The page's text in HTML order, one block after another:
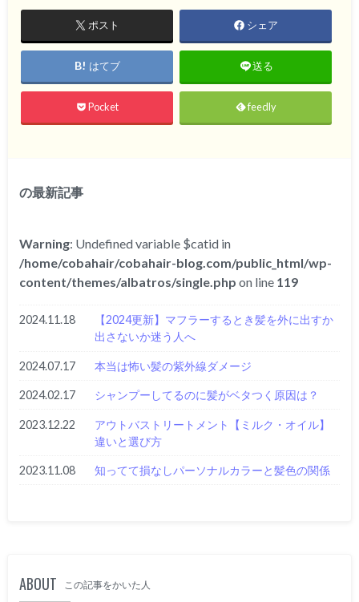
ポスト シェア
はてブ 送る
Pocket feedly
の最新記事
Warning: Undefined variable $catid in
/home/cobahair/cobahair-blog.com/public_html/wp-
content/themes/albatros/single.php on line 119
2024.11.18
【2024更新】マフラーするとき髪を外に出すか
出さないか迷う人へ
2024.07.17 本当は怖い髪の紫外線ダメージ
2024.02.17 シャンプーしてるのに髪がベタつく原因は？
2023.12.22
アウトバストリートメント【ミルク・オイル】
違いと選び方
2023.11.08 知ってて損なしパーソナルカラーと髪色の関係
ABOUT この記事をかいた人